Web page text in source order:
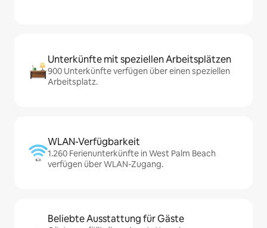
Unterkünfte mit speziellen Arbeitsplätzen
900 Unterkünfte verfügen über einen speziellen
Arbeitsplatz.
WLAN-Verfügbarkeit
1.260 Ferienunterkünfte in West Palm Beach
verfügen über WLAN-Zugang.
Beliebte Ausstattung für Gäste